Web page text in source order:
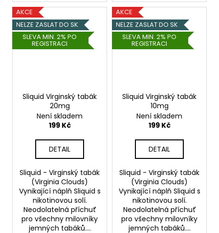
AKCE
NELZE ZASLAT DO SK
SLEVA MIN. 2% PO
REGISTRACI
Sliquid Virginský tabák
20mg
Není skladem
199 Kč
DETAIL
Sliquid - Virginský tabák
(Virginia Clouds)
Vynikající náplň Sliquid s
nikotinovou solí.
Neodolatelná příchuť
pro všechny milovníky
jemných tabáků....
AKCE
NELZE ZASLAT DO SK
SLEVA MIN. 2% PO
REGISTRACI
Sliquid Virginský tabák
10mg
Není skladem
199 Kč
DETAIL
Sliquid - Virginský tabák
(Virginia Clouds)
Vynikající náplň Sliquid s
nikotinovou solí.
Neodolatelná příchuť
pro všechny milovníky
jemných tabáků....